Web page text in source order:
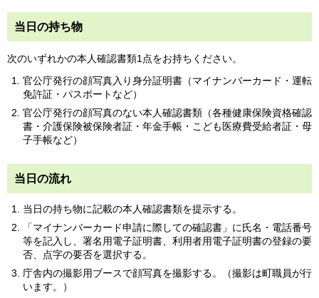
当日の持ち物
次のいずれかの本人確認書類1点をお持ちください。
官公庁発行の顔写真入り身分証明書（マイナンバーカード・運転
免許証・パスポートなど）
官公庁発行の顔写真のない本人確認書類（各種健康保険資格確認
書・介護保険被保険者証・年金手帳・こども医療費受給者証・母
子手帳など）
当日の流れ
当日の持ち物に記載の本人確認書類を提示する。
「マイナンバーカード申請に際しての確認書」に氏名・電話番号
等を記入し、署名用電子証明書、利用者用電子証明書の登録の要
否、点字の要否を選択する。
庁舎内の撮影用ブースで顔写真を撮影する。（撮影は町職員が行
います。）